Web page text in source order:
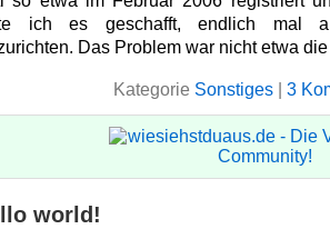
ich es geschafft, endlich mal
Das Problem war nicht etwa
Kategorie Sonstiges| 3
world!